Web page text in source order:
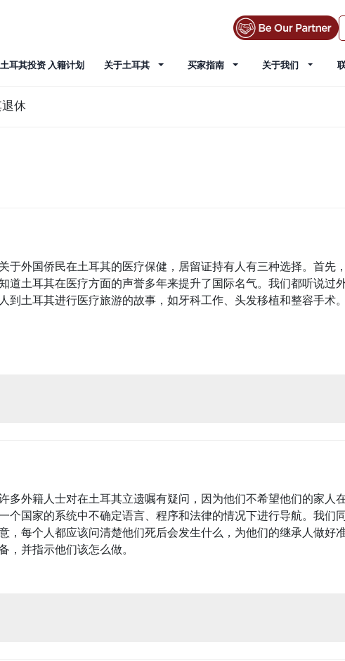
土耳其投资 入籍计划 关于土耳其 买家指南 关于我们
休
关于外国侨民在土耳其的医疗保健，居留证持有人有三种选择。首先
道土耳其在医疗方面的声誉多年来提升了国际名气。我们都听说过
人到土耳其进行医疗旅游的故事，如牙科工作、头发移植和整容手术。
多外籍人士对在土耳其立遗嘱有疑问，因为他们不希望他们的家人
个国家的系统中不确定语言、程序和法律的情况下进行导航。我们
，每个人都应该问清楚他们死后会发生什么，为他们的继承人做好
，并指示他们该怎么做。